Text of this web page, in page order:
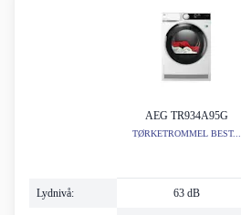
Lydnivå:
AEG TR934A95G
TØRKETROMMEL BEST...
63 dB